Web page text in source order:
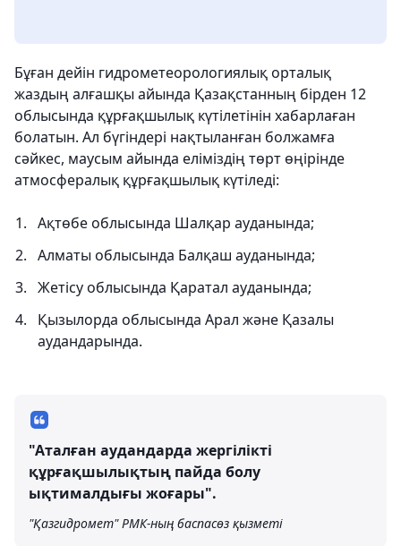
Бұған дейін гидрометеорологиялық орталық
жаздың алғашқы айында Қазақстанның бірден 12
облысында құрғақшылық күтілетінін хабарлаған
болатын. Ал бүгіндері нақтыланған болжамға
сәйкес, маусым айында еліміздің төрт өңірінде
атмосфералық құрғақшылық күтіледі:
Ақтөбе облысында Шалқар ауданында;
Алматы облысында Балқаш ауданында;
Жетісу облысында Қаратал ауданында;
Қызылорда облысында Арал және Қазалы
аудандарында.
"Аталған аудандарда жергілікті
құрғақшылықтың пайда болу
ықтималдығы жоғары".
"Қазгидромет" РМК-ның баспасөз қызметі